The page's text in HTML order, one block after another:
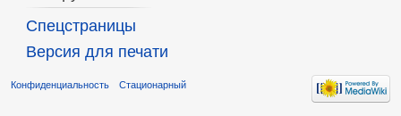
Спецстраницы
Версия для печати
Конфиденциальность Стационарный